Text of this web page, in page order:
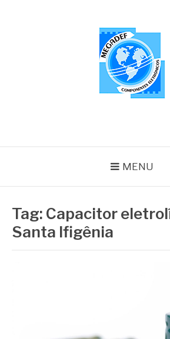
MENU
Tag: Capacitor
Santa Ifigênia